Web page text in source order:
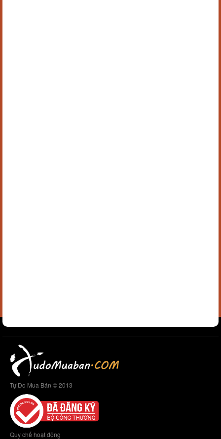
Tự Do Mua Bán © 2013
Quy chế hoạt động